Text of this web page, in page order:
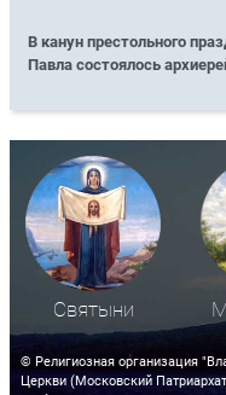
В канун престольного
Павла состоялось
Святыни
© Религиозная организация
Церкви (Московский